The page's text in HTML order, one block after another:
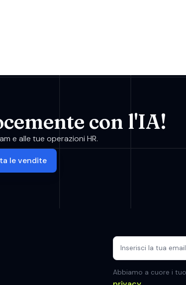
con l'IA!
e alle tue operazioni HR.
le vendite
Abbiamo a cuore i